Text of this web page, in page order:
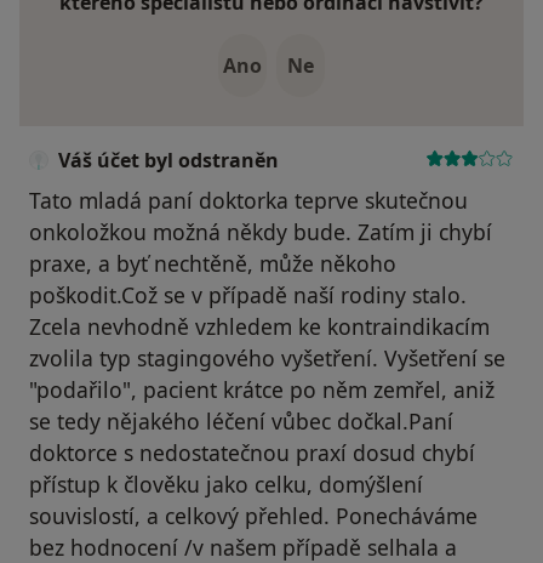
Ano Ne
Váš účet byl odstraněn
Tato mladá paní doktorka teprve skutečnou
onkoložkou možná někdy bude. Zatím ji chybí
praxe, a byť nechtěně, může někoho
poškodit.Což se v případě naší rodiny stalo.
Zcela nevhodně vzhledem ke kontraindikacím
zvolila typ stagingového vyšetření. Vyšetření se
"podařilo", pacient krátce po něm zemřel, aniž
se tedy nějakého léčení vůbec dočkal.Paní
doktorce s nedostatečnou praxí dosud chybí
přístup k člověku jako celku, domýšlení
souvislostí, a celkový přehled. Ponecháváme
bez hodnocení /v našem případě selhala a